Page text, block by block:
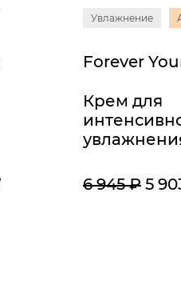
Увлажнение
Крем для
6 945 ₽5